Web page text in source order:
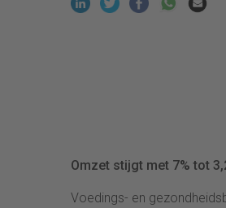
Omzet stijgt met 7% tot
Voedings- en